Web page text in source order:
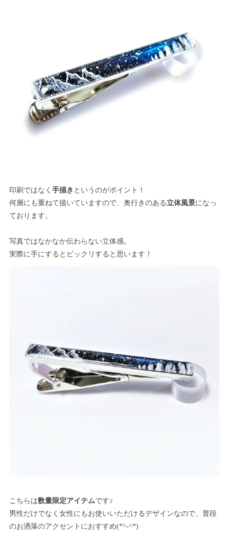
印刷ではなく 手描き というのがポイント！
何層にも重ねて描いていますので、奥行きのある 立体風景になっ
ております。
写真ではなかなか伝わらない立体感。
実際に手にするとビックリすると思います！
こちらは数量限定アイテムです♪
男性だけでなく女性にもお使いいただけるデザインなので、普段
のお洒落のアクセントにおすすめ(*^-^*)